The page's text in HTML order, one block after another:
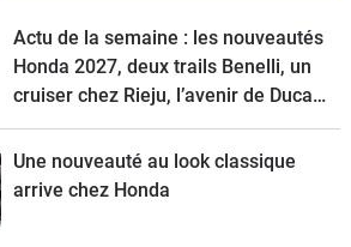
Actu de la semaine : les nouveautés
Honda 2027, deux trails Benelli, un
cruiser chez Rieju, l’avenir de Ducati
et la Norton Atlas à l’essai
Une nouveauté au look classique
arrive chez Honda